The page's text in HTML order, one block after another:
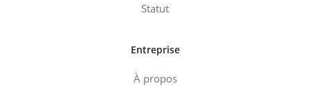
Statut
Entreprise
À propos